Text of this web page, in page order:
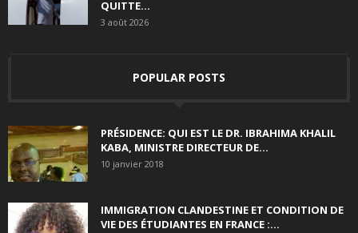
QUITTE...
3 août 2026
POPULAR POSTS
PRÉSIDENCE: QUI EST LE DR. IBRAHIMA KHALIL
KABA, MINISTRE DIRECTEUR DE...
10 janvier 2018
IMMIGRATION CLANDESTINE ET CONDITION DE
VIE DES ÉTUDIANTES EN FRANCE :...